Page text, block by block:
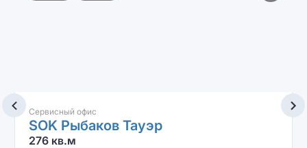
Сервисный офис
SOK Рыбаков Тауэр
276 кв.м